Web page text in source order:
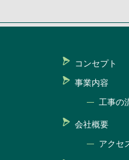
コンセプト
事業内容
工事の
会社概要
アクセ